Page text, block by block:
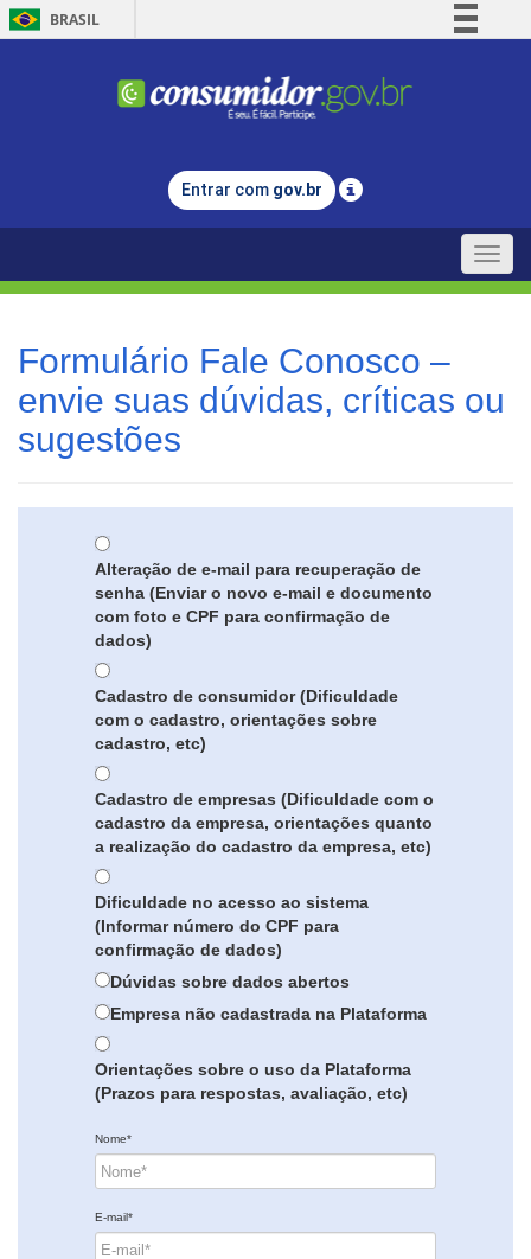
BRASIL
Comunica BR
Legislação
Entrar com gov.br
Toggle
Formulário Fale Conosco –
envie suas dúvidas, críticas ou
sugestões
Alteração de e-mail para recuperação de
senha (Enviar o novo e-mail e documento
com foto e CPF para confirmação de
dados)
Cadastro de consumidor (Dificuldade
com o cadastro, orientações sobre
cadastro, etc)
Cadastro de empresas (Dificuldade com o
cadastro da empresa, orientações quanto
a realização do cadastro da empresa, etc)
Dificuldade no acesso ao sistema
(Informar número do CPF para
confirmação de dados)
Dúvidas sobre dados abertos
Empresa não cadastrada na Plataforma
Orientações sobre o uso da Plataforma
(Prazos para respostas, avaliação, etc)
Nome*
E-mail*